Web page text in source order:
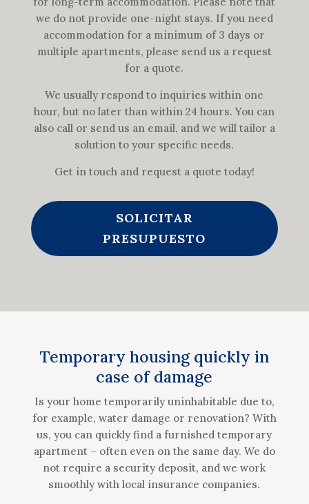
we do not provide one-night stays. If you need
accommodation for a minimum of 3 days or
multiple apartments, please send us a request
for a quote.
We usually respond to inquiries within one
hour, but no later than within 24 hours. You can
also call or send us an email, and we will tailor a
solution to your specific needs.
Get in touch and request a quote today!
SOLICITAR
PRESUPUESTO
Temporary housing quickly in
case of damage
Is your home temporarily uninhabitable due to,
for example, water damage or renovation? With
us, you can quickly find a furnished temporary
apartment – often even on the same day. We do
not require a security deposit, and we work
smoothly with local insurance companies.